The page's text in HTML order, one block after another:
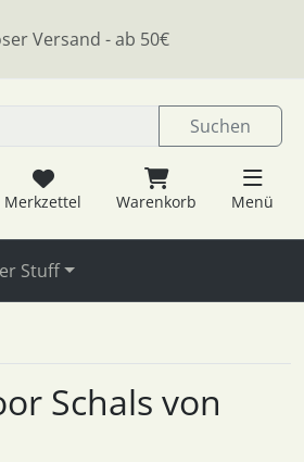
Versand - ab 50€
Suchen
Merkzettel Warenkorb Menü
Stuff
Schals von